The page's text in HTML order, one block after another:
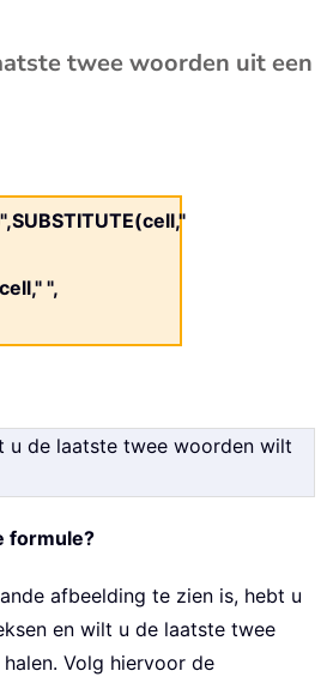
twee woorden uit een
",
u de laatste twee woorden wilt
formule?
afbeelding te zien is, hebt u
en wilt u de laatste twee
Volg hiervoor de